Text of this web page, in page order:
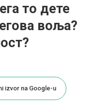
то дете
воља?
izvor na Google-u